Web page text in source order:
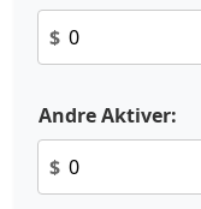
$
Andre Aktiver:
$